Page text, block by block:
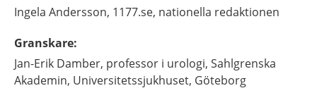
Ingela Andersson, 1177.se, nationella redaktionen
Granskare:
Jan-Erik Damber, professor i urologi, Sahlgrenska
Akademin, Universitetssjukhuset, Göteborg